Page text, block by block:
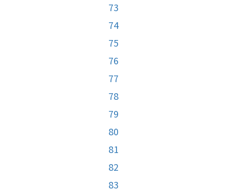
73
74
75
76
77
78
79
80
81
82
83